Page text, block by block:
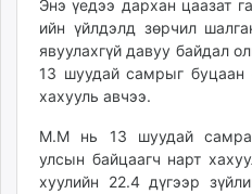
unuudur.mn
isee.mn
mglradio.com
fact.mn
itoim.mn
tumen.mn
shuum.mn
Энэ үедээ дархан цаазат
ийн үйлдэлд зөрчил
явуулахгүй давуу байдал
13 шуудай самрыг буцаан
хахууль авчээ.
М.М нь 13 шуудай
улсын байцаагч нарт
хуулийн 22.4 дүгээр